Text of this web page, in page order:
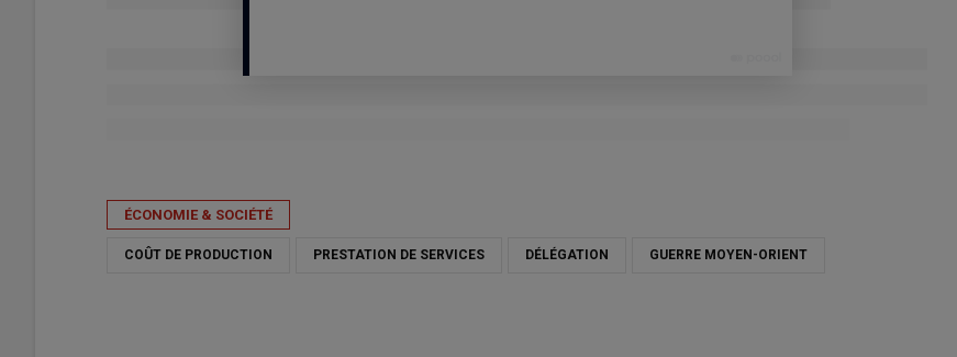
ÉCONOMIE & SOCIÉTÉ
COÛT DE PRODUCTION PRESTATION DE SERVICES DÉLÉGATION GUERRE MOYEN-ORIENT